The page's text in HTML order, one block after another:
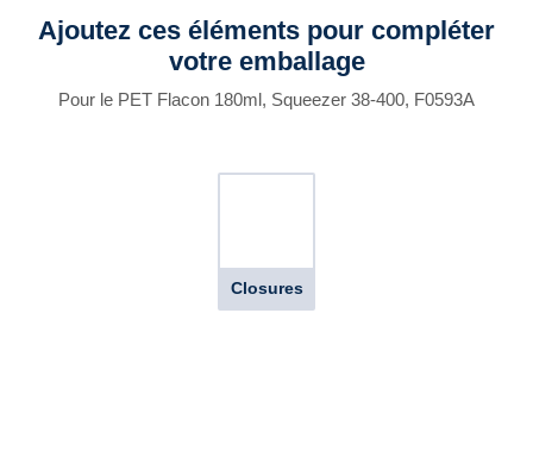
Ajoutez ces éléments pour compléter
votre emballage
Pour le PET Flacon 180ml, Squeezer 38-400, F0593A
Closures